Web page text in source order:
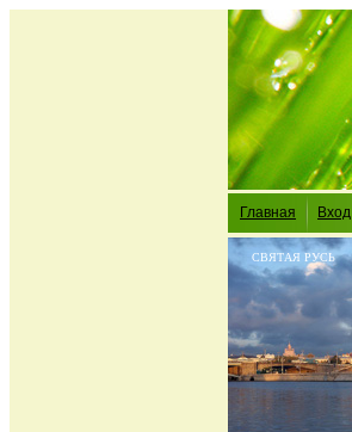
Главная Вход
СВЯТАЯ РУСЬ